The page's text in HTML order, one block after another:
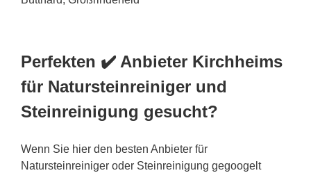
Perfekten ✔️ Anbieter Kirchheims
für Natursteinreiniger und
Steinreinigung gesucht?
Wenn Sie hier den besten Anbieter für
Natursteinreiniger oder Steinreinigung gegoogelt